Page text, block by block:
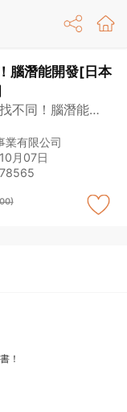
腦潛能開發[日本
不同！腦潛能開
業有限公司
月07日
！